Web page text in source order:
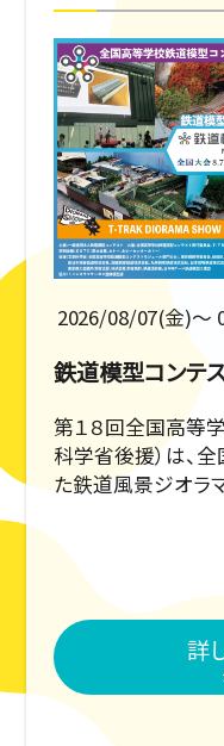
2026/08/07(金)〜
鉄道模型コンテ
第１８回全国高等
科学省後援）は、
た鉄道風景ジオラ
数学）教育からの
詳